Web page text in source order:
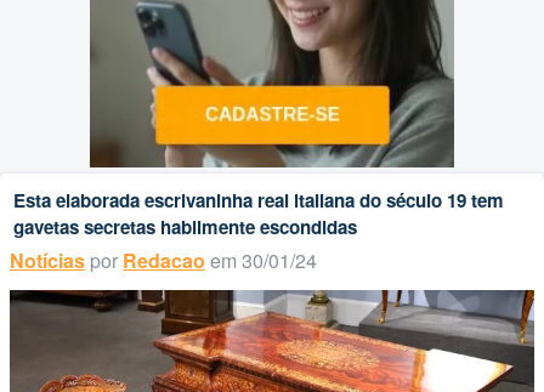
Esta elaborada escrivaninha real italiana do século 19 tem
gavetas secretas habilmente escondidas
Notícias por Redacao em 30/01/24